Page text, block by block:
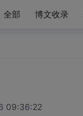
全部 博文收录
09:36:22